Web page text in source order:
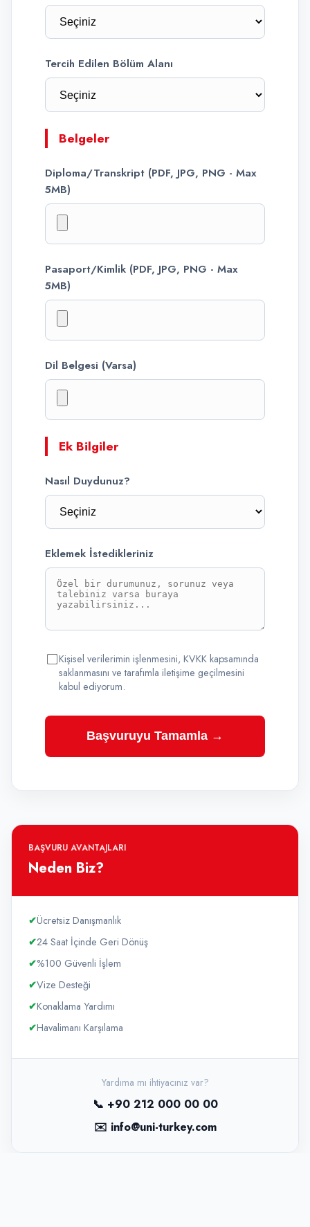
BAŞVURU AVANTAJLARI
Neden Biz?
✔Ücretsiz Danışmanlık
✔24 Saat İçinde Geri Dönüş
✔%100 Güvenli İşlem
✔Vize Desteği
✔Konaklama Yardımı
✔Havalimanı Karşılama
Yardıma mı ihtiyacınız var?
📞 +90 212 000 00 00
✉️ info@uni-turkey.com
Tercih Edilen Bölüm Alanı
Belgeler
Diploma/Transkript (PDF, JPG, PNG - Max
5MB)
Pasaport/Kimlik (PDF, JPG, PNG - Max
5MB)
Dil Belgesi (Varsa)
Ek Bilgiler
Nasıl Duydunuz?
Eklemek İstedikleriniz
Kişisel verilerimin işlenmesini, KVKK kapsamında
saklanmasını ve tarafımla iletişime geçilmesini
kabul ediyorum.
Başvuruyu Tamamla →